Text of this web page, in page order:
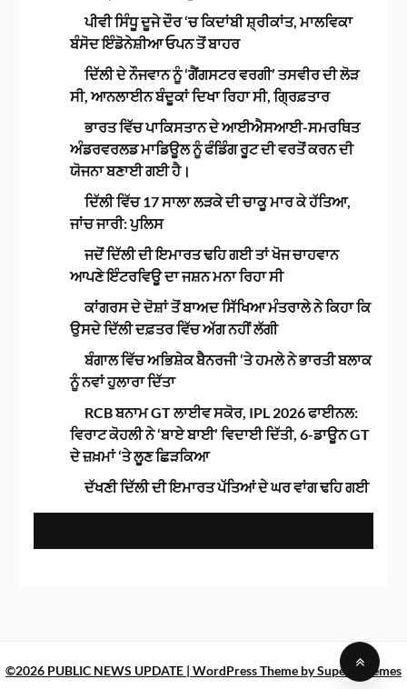
ਪੀਵੀ ਸਿੰਧੂ ਦੂਜੇ ਦੌਰ ‘ਚ ਕਿਦਾਂਬੀ ਸ਼੍ਰੀਕਾਂਤ, ਮਾਲਵਿਕਾ
ਬੰਸੋਦ ਇੰਡੋਨੇਸ਼ੀਆ ਓਪਨ ਤੋਂ ਬਾਹਰ
ਦਿੱਲੀ ਦੇ ਨੌਜਵਾਨ ਨੂੰ ‘ਗੈਂਗਸਟਰ ਵਰਗੀ’ ਤਸਵੀਰ ਦੀ ਲੋੜ
ਸੀ, ਆਨਲਾਈਨ ਬੰਦੂਕਾਂ ਦਿਖਾ ਰਿਹਾ ਸੀ, ਗ੍ਰਿਫ਼ਤਾਰ
ਭਾਰਤ ਵਿੱਚ ਪਾਕਿਸਤਾਨ ਦੇ ਆਈਐਸਆਈ-ਸਮਰਥਿਤ
ਅੰਡਰਵਰਲਡ ਮਾਡਿਊਲ ਨੂੰ ਫੰਡਿੰਗ ਰੂਟ ਦੀ ਵਰਤੋਂ ਕਰਨ ਦੀ
ਯੋਜਨਾ ਬਣਾਈ ਗਈ ਹੈ।
ਦਿੱਲੀ ਵਿੱਚ 17 ਸਾਲਾ ਲੜਕੇ ਦੀ ਚਾਕੂ ਮਾਰ ਕੇ ਹੱਤਿਆ,
ਜਾਂਚ ਜਾਰੀ: ਪੁਲਿਸ
ਜਦੋਂ ਦਿੱਲੀ ਦੀ ਇਮਾਰਤ ਢਹਿ ਗਈ ਤਾਂ ਖੋਜ ਚਾਹਵਾਨ
ਆਪਣੇ ਇੰਟਰਵਿਊ ਦਾ ਜਸ਼ਨ ਮਨਾ ਰਿਹਾ ਸੀ
ਕਾਂਗਰਸ ਦੇ ਦੋਸ਼ਾਂ ਤੋਂ ਬਾਅਦ ਸਿੱਖਿਆ ਮੰਤਰਾਲੇ ਨੇ ਕਿਹਾ ਕਿ
ਉਸਦੇ ਦਿੱਲੀ ਦਫ਼ਤਰ ਵਿੱਚ ਅੱਗ ਨਹੀਂ ਲੱਗੀ
ਬੰਗਾਲ ਵਿੱਚ ਅਭਿਸ਼ੇਕ ਬੈਨਰਜੀ ‘ਤੇ ਹਮਲੇ ਨੇ ਭਾਰਤੀ ਬਲਾਕ
ਨੂੰ ਨਵਾਂ ਹੁਲਾਰਾ ਦਿੱਤਾ
RCB ਬਨਾਮ GT ਲਾਈਵ ਸਕੋਰ, IPL 2026 ਫਾਈਨਲ:
ਵਿਰਾਟ ਕੋਹਲੀ ਨੇ ‘ਬਾਏ ਬਾਈ’ ਵਿਦਾਈ ਦਿੱਤੀ, 6-ਡਾਊਨ GT
ਦੇ ਜ਼ਖ਼ਮਾਂ ‘ਤੇ ਲੂਣ ਛਿੜਕਿਆ
ਦੱਖਣੀ ਦਿੱਲੀ ਦੀ ਇਮਾਰਤ ਪੱਤਿਆਂ ਦੇ ਘਰ ਵਾਂਗ ਢਹਿ ਗਈ
©2026 PUBLIC NEWS UPDATE | WordPress Theme bySuperbThemes